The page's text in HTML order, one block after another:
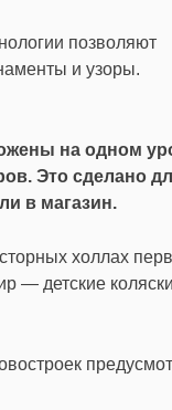
позволяют
и узоры.
на одном
Это сделано
в магазин.
холлах
— детские